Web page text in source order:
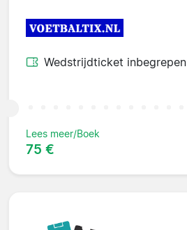
Wedstrijdticket inbegrepen
Lees meer/Boek
75 €